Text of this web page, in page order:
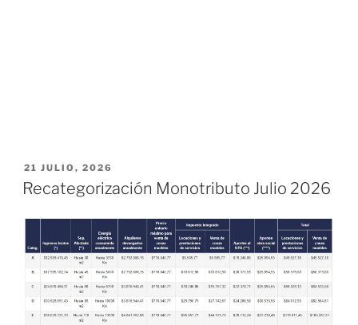
PUBLICADO
EL
21 JULIO, 2026
Recategorización Monotributo Julio 2026